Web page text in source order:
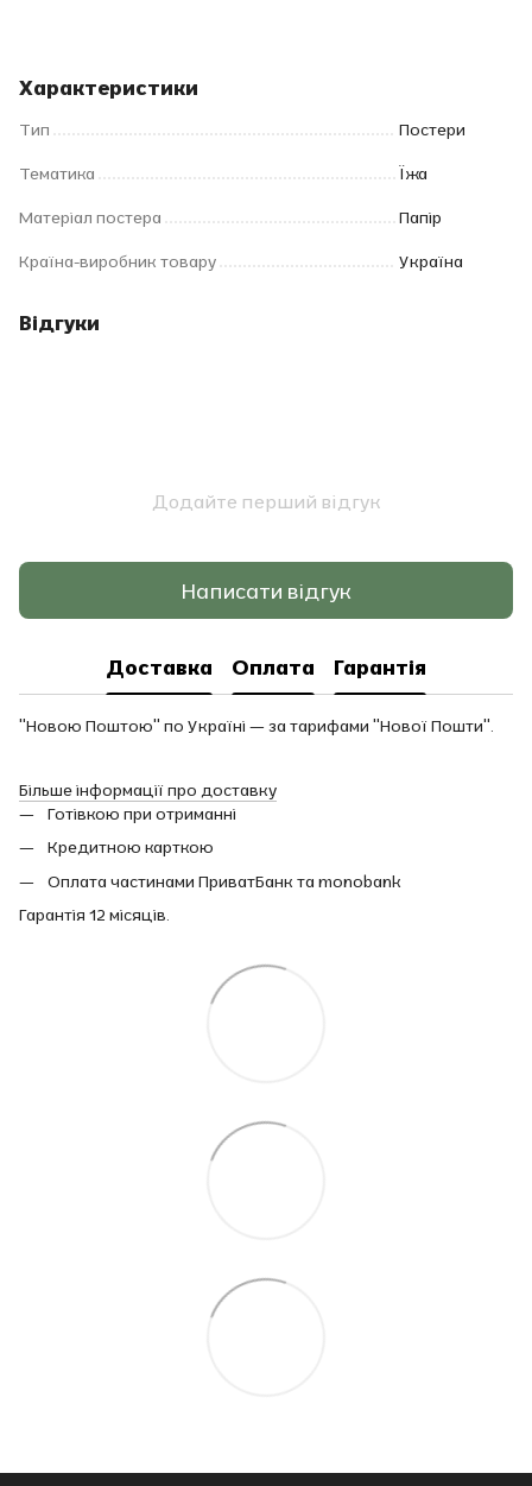
Характеристики
Тип Постери
Тематика Їжа
Матеріал постера Папір
Країна-виробник товару Україна
Відгуки
Додайте перший відгук
Написати відгук
Доставка Оплата Гарантія
"Новою Поштою" по Україні — за тарифами "Нової Пошти".
Більше інформації про доставку
Готівкою при отриманні
Кредитною карткою
Оплата частинами ПриватБанк та monobank
Гарантія 12 місяців.